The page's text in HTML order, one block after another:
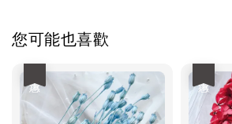
您可能也喜歡